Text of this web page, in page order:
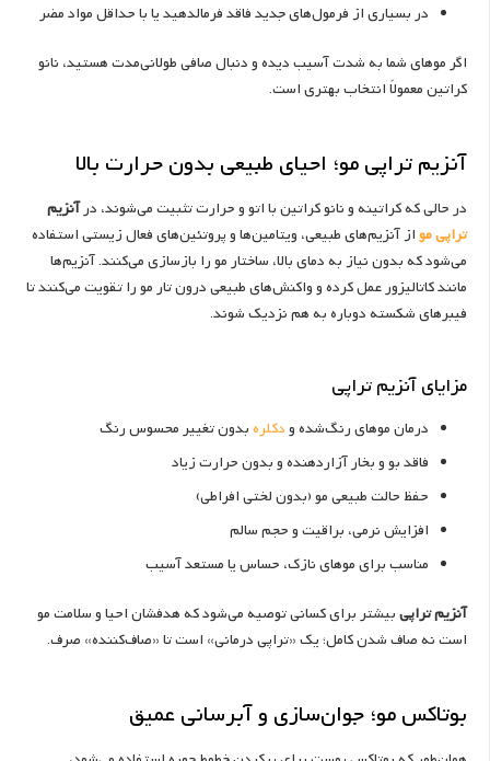
در بسیاری از فرمول‌های جدید فاقد فرمالدهید یا با حداقل مواد مضر
اگر موهای شما به شدت آسیب دیده و دنبال صافی طولانی‌مدت هستید، نانو
کراتین معمولاً انتخاب بهتری است.
آنزیم تراپی مو؛ احیای طبیعی بدون حرارت بالا
در حالی که کراتینه و نانو کراتین با اتو و حرارت تثبیت می‌شوند، درآنزیم
تراپی مواز آنزیم‌های طبیعی، ویتامین‌ها و پروتئین‌های فعال زیستی استفاده
می‌شود که بدون نیاز به دمای بالا، ساختار مو را بازسازی می‌کنند. آنزیم‌ها
مانند کاتالیزور عمل کرده و واکنش‌های طبیعی درون تار مو را تقویت می‌کنند تا
فیبرهای شکسته دوباره به هم نزدیک شوند.
مزایای آنزیم تراپی
درمان موهای رنگ‌شده ودکلرهبدون تغییر محسوس رنگ
فاقد بو و بخار آزاردهنده و بدون حرارت زیاد
حفظ حالت طبیعی مو (بدون لختی افراطی)
افزایش نرمی، براقیت و حجم سالم
مناسب برای موهای نازک، حساس یا مستعد آسیب
آنزیم تراپیبیشتر برای کسانی توصیه می‌شود که هدفشان احیا و سلامت مو
است نه صاف شدن کامل؛ یک «تراپی درمانی» است تا «صاف‌کننده» صرف.
بوتاکس مو؛ جوان‌سازی و آبرسانی عمیق